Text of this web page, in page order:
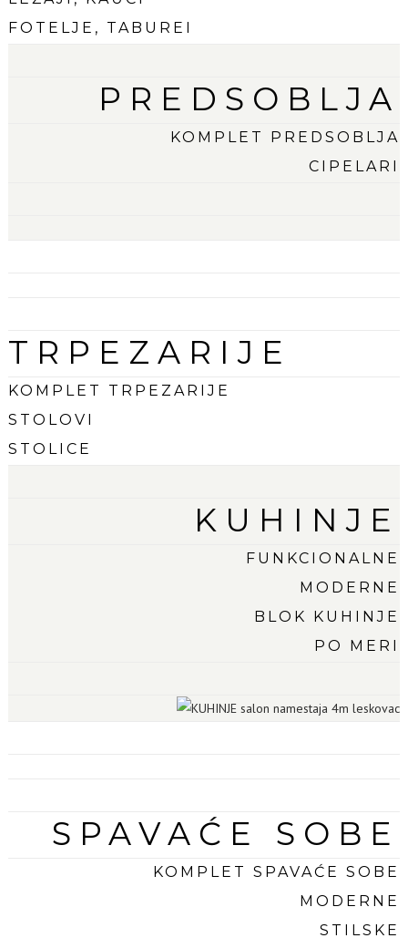
FOTELJE, TABUREI
PREDSOBLJA
KOMPLET PREDSOBLJA
CIPELARI
TRPEZARIJE
KOMPLET TRPEZARIJE
STOLOVI
STOLICE
KUHINJE
FUNKCIONALNE
MODERNE
BLOK KUHINJE
PO MERI
SPAVAĆE SOBE
KOMPLET SPAVAĆE SOBE
MODERNE
STILSKE